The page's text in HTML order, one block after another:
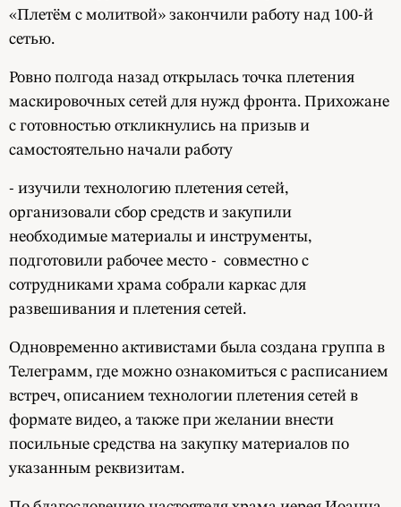
«Плетём с молитвой» закончили работу над 100-й
сетью.
Ровно полгода назад открылась точка плетения
маскировочных сетей для нужд фронта. Прихожане
с готовностью откликнулись на призыв и
самостоятельно начали работу
- изучили технологию плетения сетей,
организовали сбор средств и закупили
необходимые материалы и инструменты,
подготовили рабочее место - совместно с
сотрудниками храма собрали каркас для
развешивания и плетения сетей.
Одновременно активистами была создана группа в
Телеграмм, где можно ознакомиться с расписанием
встреч, описанием технологии плетения сетей в
формате видео, а также при желании внести
посильные средства на закупку материалов по
указанным реквизитам.